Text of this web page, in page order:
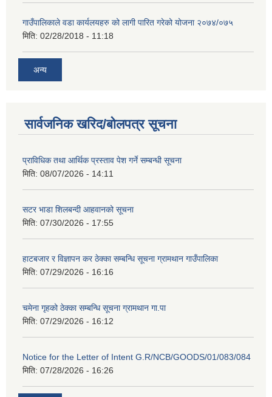
गाउँपालिकाले वडा कार्यलयहरु को लागी पारित गरेको योजना २०७४/०७५
मिति: 02/28/2018 - 11:18
अन्य
सार्वजनिक खरिद/बोलपत्र सूचना
प्राविधिक तथा आर्थिक प्रस्ताव पेश गर्ने सम्बन्धी सूचना
मिति: 08/07/2026 - 14:11
सटर भाडा शिलबन्दी आहवानको सूचना
मिति: 07/30/2026 - 17:55
हाटबजार र विज्ञापन कर ठेक्का सम्बन्धि सूचना ग्रामथान गाउँपालिका
मिति: 07/29/2026 - 16:16
चमेना गृहको ठेक्का सम्बन्धि सूचना ग्रामथान गा.पा
मिति: 07/29/2026 - 16:12
Notice for the Letter of Intent G.R/NCB/GOODS/01/083/084
मिति: 07/28/2026 - 16:26